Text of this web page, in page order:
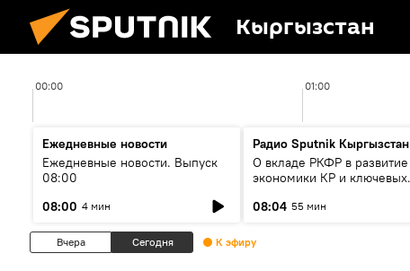
Кыргызстан
00:00 01:00
Ежедневные новости
Ежедневные новости. Выпуск
08:00
08:00 4 мин
Радио Sputnik Кыргызстан
О вкладе РКФР в развитие
экономики КР и ключевых
08:04 55 мин
Вчера Сегодня К эфиру